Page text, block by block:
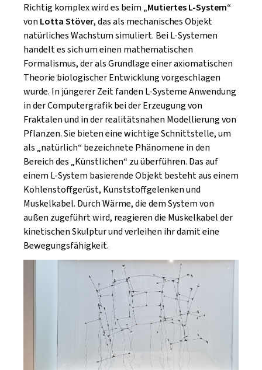
Richtig komplex wird es beim„Mutiertes L-System“
von Lotta Stöver, das als mechanisches Objekt
natürliches Wachstum simuliert. Bei L-Systemen
handelt es sich um einen mathematischen
Formalismus, der als Grundlage einer axiomatischen
Theorie biologischer Entwicklung vorgeschlagen
wurde. In jüngerer Zeit fanden L-Systeme Anwendung
in der Computergrafik bei der Erzeugung von
Fraktalen und in der realitätsnahen Modellierung von
Pflanzen. Sie bieten eine wichtige Schnittstelle, um
als „natürlich“ bezeichnete Phänomene in den
Bereich des „Künstlichen“ zu überführen. Das auf
einem L-System basierende Objekt besteht aus einem
Kohlenstoffgerüst, Kunststoffgelenken und
Muskelkabel. Durch Wärme, die dem System von
außen zugeführt wird, reagieren die Muskelkabel der
kinetischen Skulptur und verleihen ihr damit eine
Bewegungsfähigkeit.